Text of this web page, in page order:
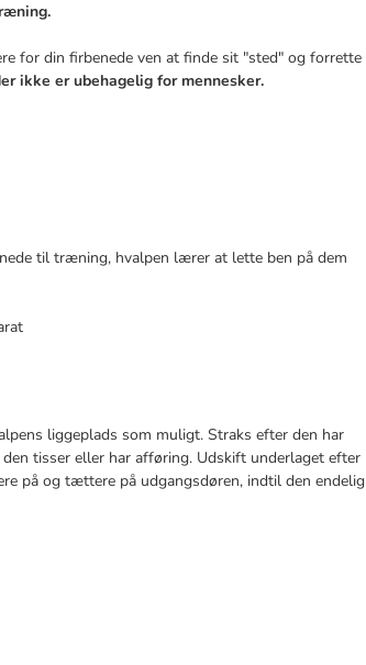
for din firbenede ven at finde sit "sted" og forrette
ikke er ubehagelig for mennesker.
til træning, hvalpen lærer at lette ben på dem
liggeplads som muligt. Straks efter den har
tisser eller har afføring. Udskift underlaget efter
på og tættere på udgangsdøren, indtil den endelig